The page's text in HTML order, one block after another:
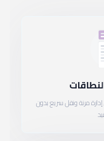
مرنة ونقل سريع بدون